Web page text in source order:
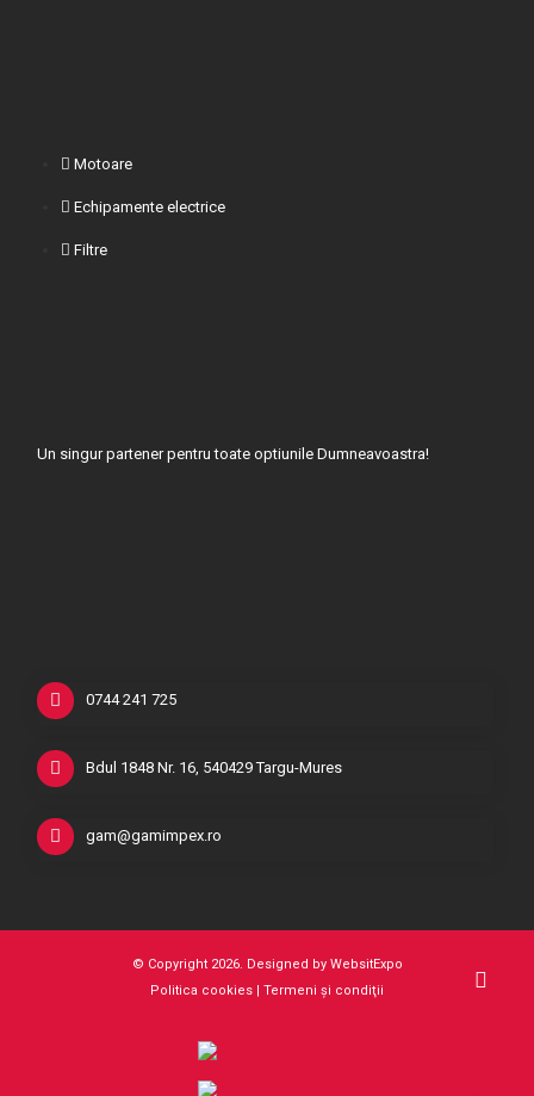
Motoare
Echipamente electrice
Filtre
Un singur partener pentru toate optiunile Dumneavoastra!
0744 241 725
Bdul 1848 Nr. 16, 540429 Targu-Mures
gam@gamimpex.ro
© Copyright 2026. Designed by WebsitExpo
Politica cookies
Termeni şi condiţii